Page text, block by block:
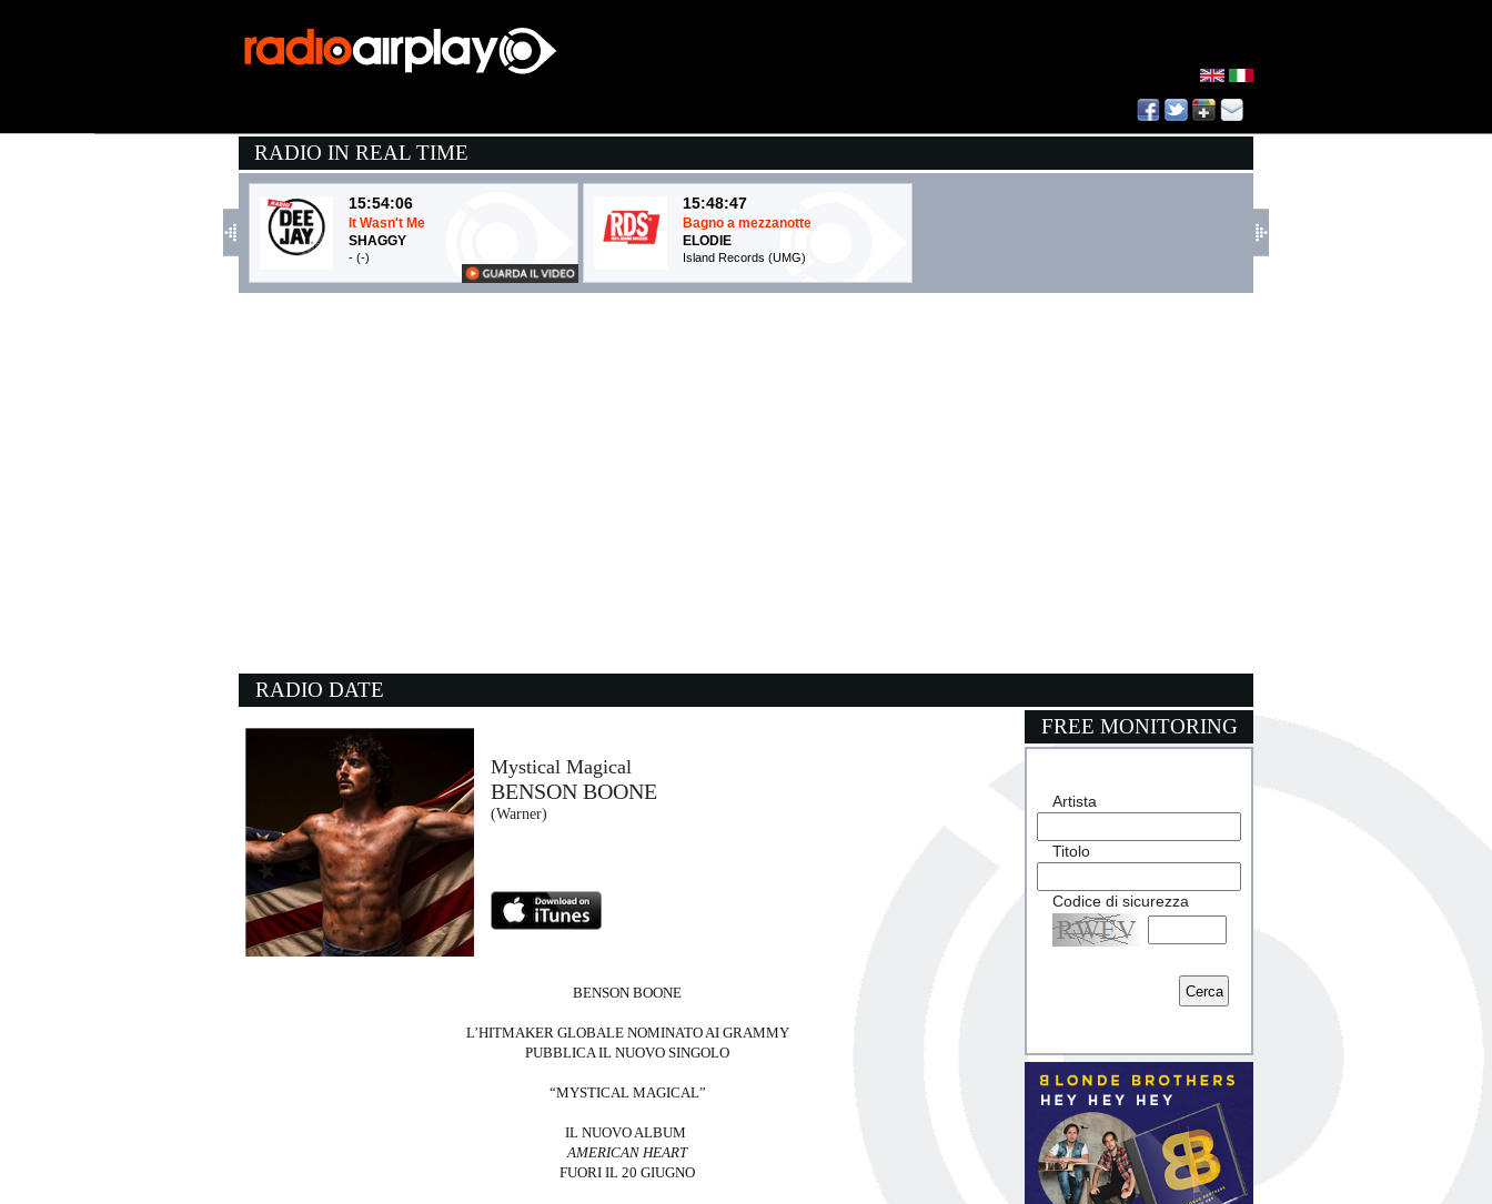
RADIO IN REAL TIME
15:54:06
It Wasn't Me
SHAGGY
- (-)
15:48:47
Bagno a mezzanotte
ELODIE
Island Records (UMG)
15:47:19
DAVID BOWIE
Warner Music (WMG)
15:51:05
Take my breath
WEEKND, THE
Island Records (UMG)
RADIO DATE
FREE MONITORING
Artista
Titolo
Codice di sicurezza
Captcha
Mystical Magical
BENSON BOONE
(Warner)
BENSON BOONE
L’HITMAKER GLOBALE NOMINATO AI GRAMMY
PUBBLICA IL NUOVO SINGOLO
“MYSTICAL MAGICAL”
IL NUOVO ALBUM
AMERICAN HEART
FUORI IL 20 GIUGNO